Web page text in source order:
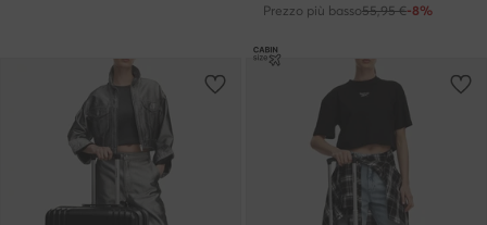
Prezzo più basso55,95 €-8%